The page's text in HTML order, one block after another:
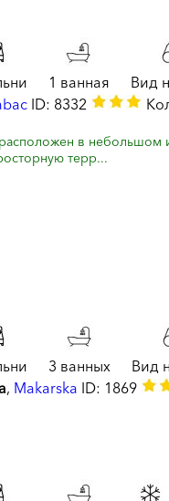
1 ванная
Вид
ID: 8332
в небольшом
терр...
3 ванных
Вид
, Makarska ID: 1869